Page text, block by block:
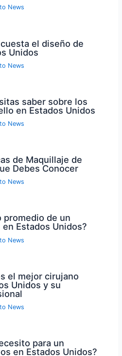
News
el diseño de
Unidos
News
saber sobre los
en Estados Unidos
News
de Maquillaje de
Debes Conocer
News
promedio de un
Estados Unidos?
News
el mejor cirujano
Unidos y su
News
para un
en Estados Unidos?